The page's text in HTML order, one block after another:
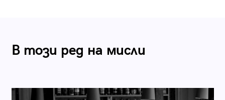
В този ред на мисли